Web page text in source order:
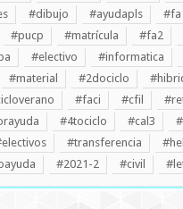
#dibujo #ayudapls
#pucp #matrícula #fa2
#electivo #informatica
#material #2dociclo
#faci #cfil
#4tociclo #cal3
#transferencia
#2021-2 #civil